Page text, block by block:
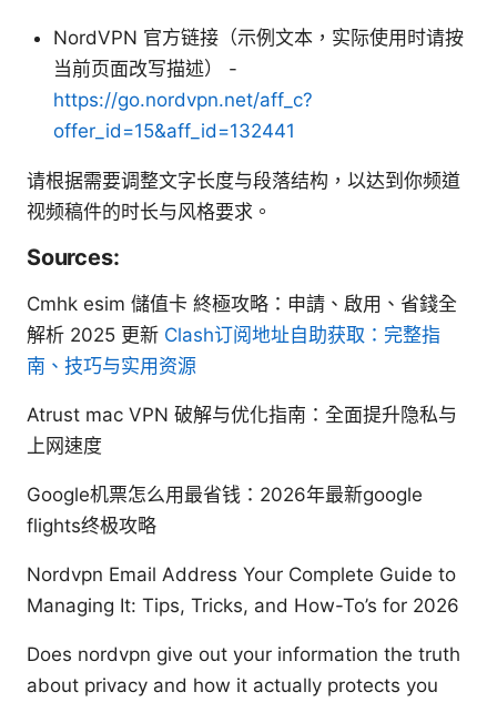
NordVPN 官方链接（示例文本，实际使用时请按
当前页面改写描述） -
https://go.nordvpn.net/aff_c?
offer_id=15&aff_id=132441
请根据需要调整文字长度与段落结构，以达到你频道
视频稿件的时长与风格要求。
Sources:
Cmhk esim 儲值卡 終極攻略：申請、啟用、省錢全
解析 2025 更新 Clash订阅地址自助获取：完整指
南、技巧与实用资源
Atrust mac VPN 破解与优化指南：全面提升隐私与
上网速度
Google机票怎么用最省钱：2026年最新google
flights终极攻略
Nordvpn Email Address Your Complete Guide to
Managing It: Tips, Tricks, and How-To’s for 2026
Does nordvpn give out your information the truth
about privacy and how it actually protects you